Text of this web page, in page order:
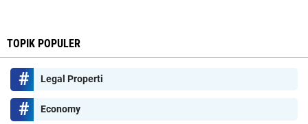
TOPIK POPULER
Legal Properti
Economy